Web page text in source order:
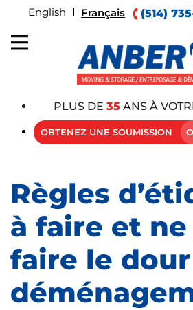
English Français (514)
PLUS DE 35 ANS À
OBTENEZ UNE SOUMISSION
Règles
à faire et ne
faire le